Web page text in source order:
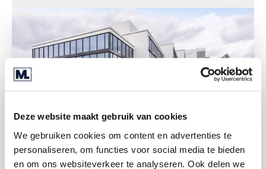
Deze website maakt gebruik van cookies
We gebruiken cookies om content en advertenties te
personaliseren, om functies voor social media te bieden
en om ons websiteverkeer te analyseren. Ook delen we